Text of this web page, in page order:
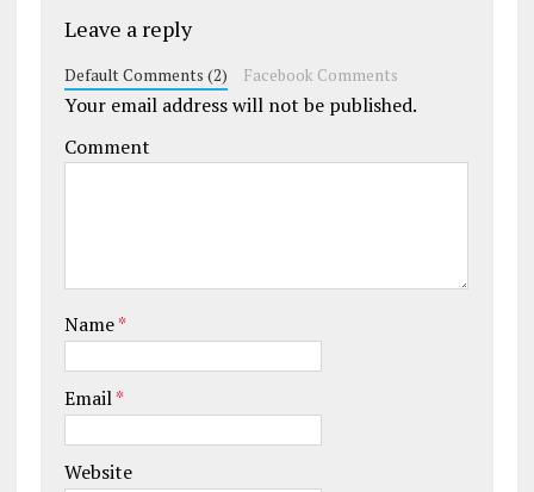
Leave a reply
Default Comments (2) Facebook Comments
Your email address will not be published.
Comment
Name*
Email*
Website